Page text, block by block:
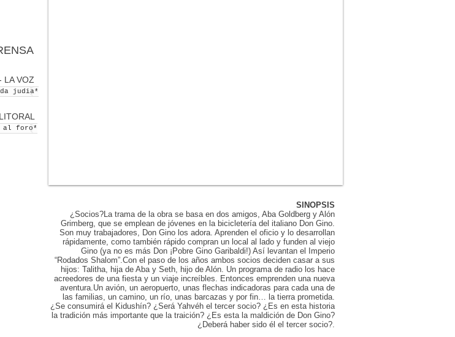
LA VOZ
judia*
al foro*
SINOPSIS
¿Socios?La trama de la obra se basa en dos amigos, Aba Goldberg y Alón
Grimberg, que se emplean de jóvenes en la bicicletería del italiano Don Gino.
Son muy trabajadores, Don Gino los adora. Aprenden el oficio y lo desarrollan
rápidamente, como también rápido compran un local al lado y funden al viejo
Gino (ya no es más Don ¡Pobre Gino Garibaldi!) Así levantan el Imperio
“Rodados Shalom”.Con el paso de los años ambos socios deciden casar a sus
hijos: Talitha, hija de Aba y Seth, hijo de Alón. Un programa de radio los hace
acreedores de una fiesta y un viaje increíbles. Entonces emprenden una nueva
aventura.Un avión, un aeropuerto, unas flechas indicadoras para cada una de
las familias, un camino, un río, unas barcazas y por fin… la tierra prometida.
¿Se consumirá el Kidushín? ¿Será Yahvéh el tercer socio? ¿Es en esta historia
la tradición más importante que la traición? ¿Es esta la maldición de Don Gino?
¿Deberá haber sido él el tercer socio?.